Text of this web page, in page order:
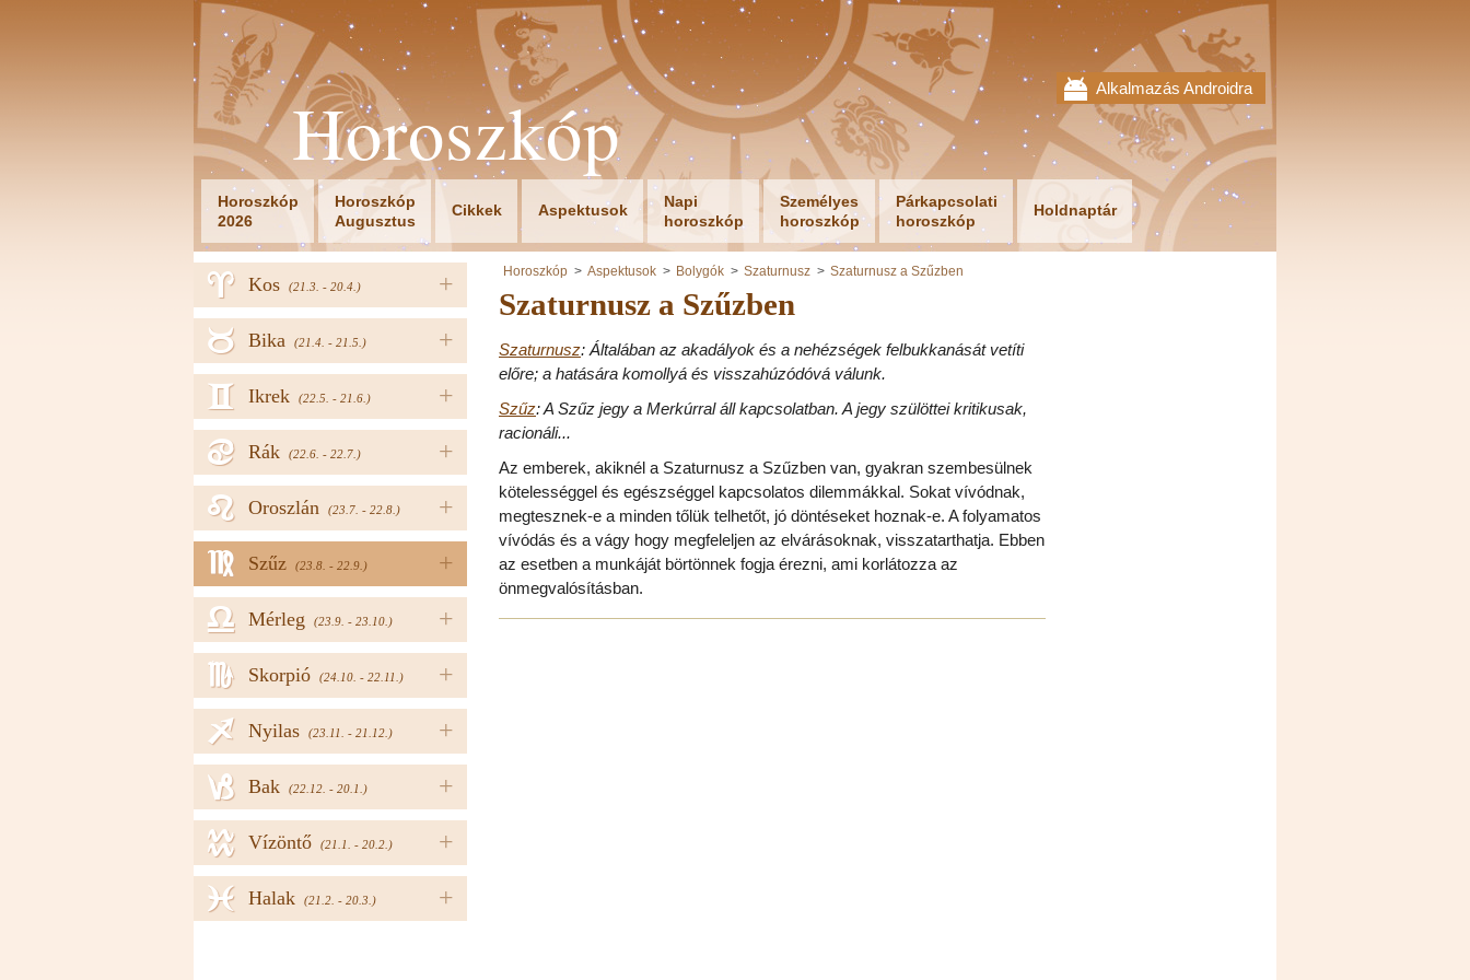
Alkalmazás Androidra
Horoszkóp
Horoszkóp
2026
Horoszkóp
Augusztus
Cikkek Aspektusok
Napi
horoszkóp
Személyes
horoszkóp
Párkapcsolati
horoszkóp
Holdnaptár
+
Kos (21.3. - 20.4.)
a
+
Bika (21.4. - 21.5.)
b
+
Ikrek (22.5. - 21.6.)
c
+
Rák (22.6. - 22.7.)
d
+
Oroszlán (23.7. - 22.8.)
e
+
Szűz (23.8. - 22.9.)
f
+
Mérleg (23.9. - 23.10.)
g
+
Skorpió (24.10. - 22.11.)
h
+
Nyilas (23.11. - 21.12.)
i
+
Bak (22.12. - 20.1.)
j
+
Vízöntő (21.1. - 20.2.)
k
+
Halak (21.2. - 20.3.)
l
Horoszkóp Aspektusok Bolygók Szaturnusz Szaturnusz a Szűzben
Szaturnusz a Szűzben
Szaturnusz: Általában az akadályok és a nehézségek felbukkanását vetíti
előre; a hatására komollyá és visszahúzódóvá válunk.
Szűz: A Szűz jegy a Merkúrral áll kapcsolatban. A jegy szülöttei kritikusak,
racionáli...
Az emberek, akiknél a Szaturnusz a Szűzben van, gyakran szembesülnek
kötelességgel és egészséggel kapcsolatos dilemmákkal. Sokat vívódnak,
megtesznek-e a minden tőlük telhetőt, jó döntéseket hoznak-e. A folyamatos
vívódás és a vágy hogy megfeleljen az elvárásoknak, visszatarthatja. Ebben
az esetben a munkáját börtönnek fogja érezni, ami korlátozza az
önmegvalósításban.